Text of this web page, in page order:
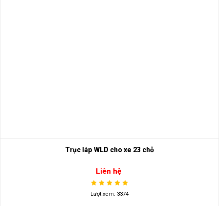
Trục láp WLD cho xe 23 chỗ
Liên hệ
Lượt xem: 3374